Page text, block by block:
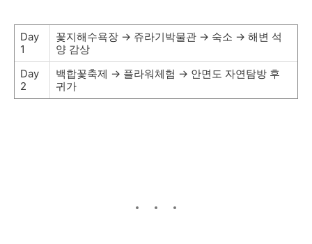
Day
1
꽃지해수욕장 → 쥬라기박물관 → 숙소 → 해변 석
양 감상
Day
2
백합꽃축제 → 플라워체험 → 안면도 자연탐방 후
귀가